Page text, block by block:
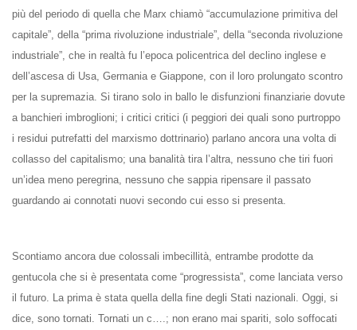
più del periodo di quella che Marx chiamò “accumulazione primitiva del
capitale”, della “prima rivoluzione industriale”, della “seconda rivoluzione
industriale”, che in realtà fu l’epoca policentrica del declino inglese e
dell’ascesa di Usa, Germania e Giappone, con il loro prolungato scontro
per la supremazia. Si tirano solo in ballo le disfunzioni finanziarie dovute
a banchieri imbroglioni; i critici critici (i peggiori dei quali sono purtroppo
i residui putrefatti del marxismo dottrinario) parlano ancora una volta di
collasso del capitalismo; una banalità tira l’altra, nessuno che tiri fuori
un’idea meno peregrina, nessuno che sappia ripensare il passato
guardando ai connotati nuovi secondo cui esso si presenta.
Scontiamo ancora due colossali imbecillità, entrambe prodotte da
gentucola che si è presentata come “progressista”, come lanciata verso
il futuro. La prima è stata quella della fine degli Stati nazionali. Oggi, si
dice, sono tornati. Tornati un c….; non erano mai spariti, solo soffocati